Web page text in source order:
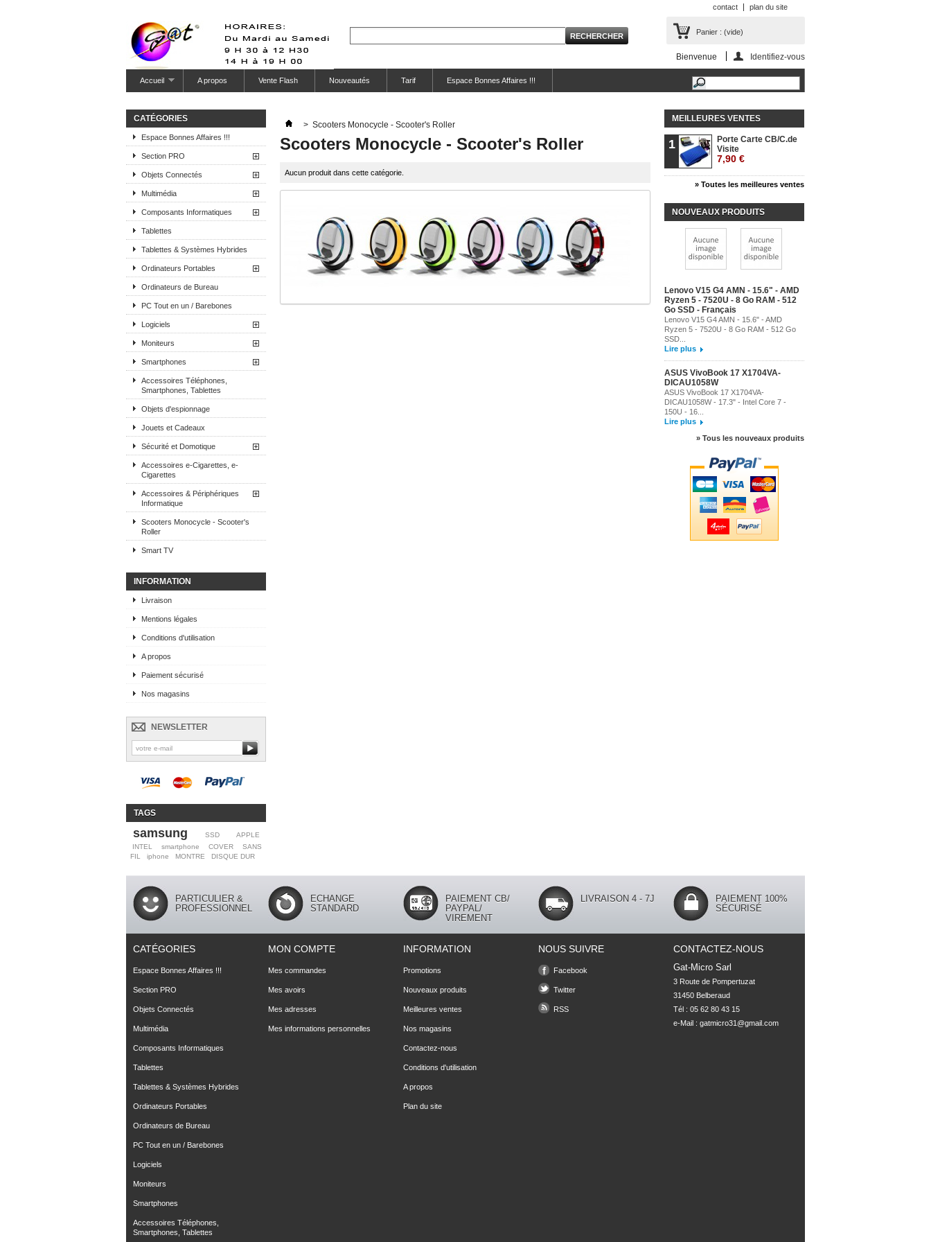
contact plan du site
Panier : (vide)
Bienvenue Identifiez-vous
Accueil A propos Vente Flash Nouveautés Tarif Espace Bonnes Affaires !!!
CATÉGORIES
Espace Bonnes Affaires !!!
Section PRO
Objets Connectés
Multimédia
Composants Informatiques
Tablettes
Tablettes & Systèmes Hybrides
Ordinateurs Portables
Ordinateurs de Bureau
PC Tout en un / Barebones
Logiciels
Moniteurs
Smartphones
Accessoires Téléphones,
Smartphones, Tablettes
Objets d'espionnage
Jouets et Cadeaux
Sécurité et Domotique
Accessoires e-Cigarettes, e-
Cigarettes
Accessoires & Périphériques
Informatique
Scooters Monocycle - Scooter's
Roller
Smart TV
INFORMATION
Livraison
Mentions légales
Conditions d'utilisation
A propos
Paiement sécurisé
Nos magasins
NEWSLETTER
TAGS
samsung SSD
APPLE
INTEL
smartphone COVER
SANS
FIL
iphone MONTRE DISQUE DUR
> Scooters Monocycle - Scooter's Roller
Scooters Monocycle - Scooter's Roller
Aucun produit dans cette catégorie.
MEILLEURES VENTES
1
Porte Carte CB/C.de
Visite
7,90 €
» Toutes les meilleures ventes
NOUVEAUX PRODUITS
Lenovo V15 G4 AMN - 15.6" - AMD
Ryzen 5 - 7520U - 8 Go RAM - 512
Go SSD - Français
Lenovo V15 G4 AMN - 15.6" - AMD
Ryzen 5 - 7520U - 8 Go RAM - 512 Go
SSD...
Lire plus
ASUS VivoBook 17 X1704VA-
DICAU1058W
ASUS VivoBook 17 X1704VA-
DICAU1058W - 17.3" - Intel Core 7 -
150U - 16...
Lire plus
» Tous les nouveaux produits
PARTICULIER &
PROFESSIONNEL
ECHANGE
STANDARD
PAIEMENT CB/
PAYPAL/
VIREMENT
LIVRAISON 4 - 7J
PAIEMENT 100%
SÉCURISÉ
CATÉGORIES
Espace Bonnes Affaires !!!
Section PRO
Objets Connectés
Multimédia
Composants Informatiques
Tablettes
Tablettes & Systèmes Hybrides
Ordinateurs Portables
Ordinateurs de Bureau
PC Tout en un / Barebones
Logiciels
Moniteurs
Smartphones
Accessoires Téléphones,
Smartphones, Tablettes
MON COMPTE
Mes commandes
Mes avoirs
Mes adresses
Mes informations personnelles
INFORMATION
Promotions
Nouveaux produits
Meilleures ventes
Nos magasins
Contactez-nous
Conditions d'utilisation
A propos
Plan du site
NOUS SUIVRE
Facebook
Twitter
RSS
CONTACTEZ-NOUS
Gat-Micro Sarl
3 Route de Pompertuzat
31450 Belberaud
Tél : 05 62 80 43 15
e-Mail : gatmicro31@gmail.com